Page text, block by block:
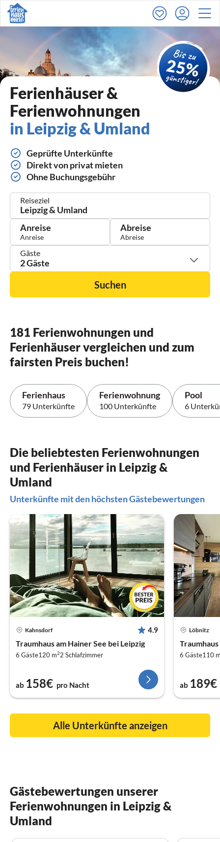
Ferienhäuser &
Ferienwohnungen
in Leipzig & Umland
Geprüfte Unterkünfte
Direkt von privat mieten
Ohne Buchungsgebühr
Reiseziel
Anreise Abreise
Gäste
2 Gäste
Suchen
181 Ferienwohnungen und
Ferienhäuser vergleichen und zum
fairsten Preis buchen!
Ferienhaus
79 Unterkünfte
Ferienwohnung
100 Unterkünfte
Pool
6
Die beliebtesten Ferienwohnungen
und Ferienhäuser in Leipzig &
Umland
Unterkünfte mit den höchsten Gästebewertungen
Kahnsdorf 4.9
Traumhaus am Hainer See bei Leipzig
6 Gäste120 m22 Schlafzimmer
ab 158€ pro Nacht
Löbnitz
Traumhaus
6 Gäste110
ab 189€
Alle Unterkünfte anzeigen
Gästebewertungen unserer
Ferienwohnungen in Leipzig &
Umland